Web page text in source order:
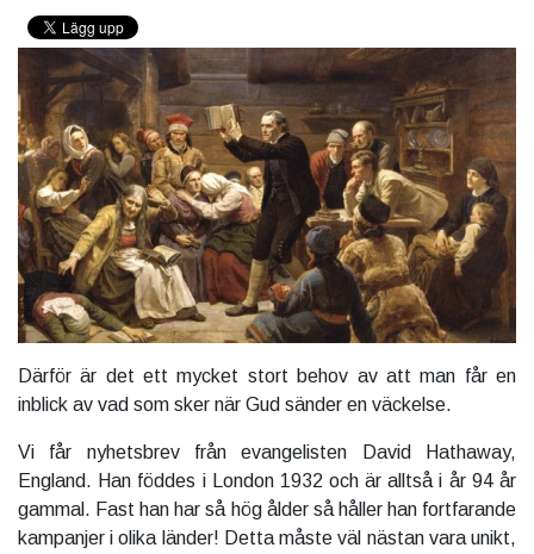
Därför är det ett mycket stort behov av att man får en
inblick av vad som sker när Gud sänder en väckelse.
Vi får nyhetsbrev från evangelisten David Hathaway,
England. Han föddes i London 1932 och är alltså i år 94 år
gammal. Fast han har så hög ålder så håller han fortfarande
kampanjer i olika länder! Detta måste väl nästan vara unikt,